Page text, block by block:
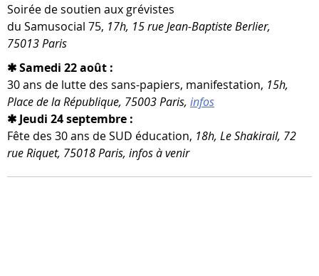
Soirée de sou­tien aux gré­vistes
du Samusocial 75, 17h, 15 rue Jean-​Baptiste Berlier,
75013 Paris
✱ Samedi 22 août :
30 ans de lutte des sans-​papiers, mani­fes­ta­tion, 15h,
Place de la République, 75003 Paris, infos
✱ Jeudi 24 septembre :
Fête des 30 ans de SUD édu­ca­tion, 18h, Le Shakirail, 72
rue Riquet, 75018 Paris, infos à venir